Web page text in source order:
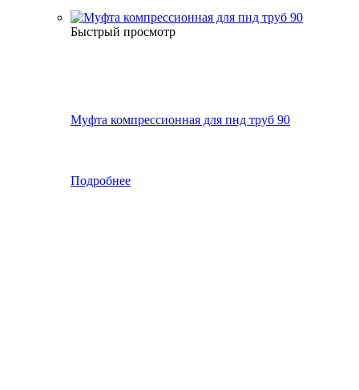
Быстрый просмотр
Муфта компрессионная для пнд труб 90
Подробнее